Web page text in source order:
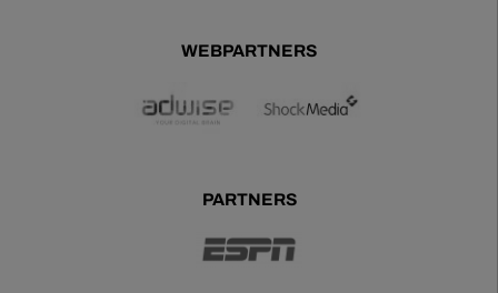
WEBPARTNERS
PARTNERS